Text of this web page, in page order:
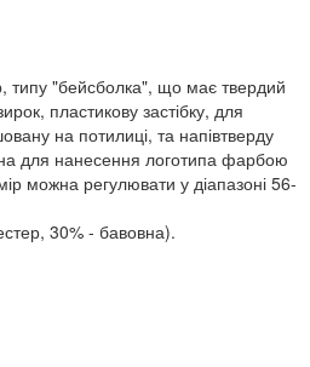
типу "бейсболка", що має твердий
пластикову застібку, для
на потилиці, та напівтверду
для нанесення логотипа фарбою
можна регулювати у діапазоні 56-
30% - бавовна).